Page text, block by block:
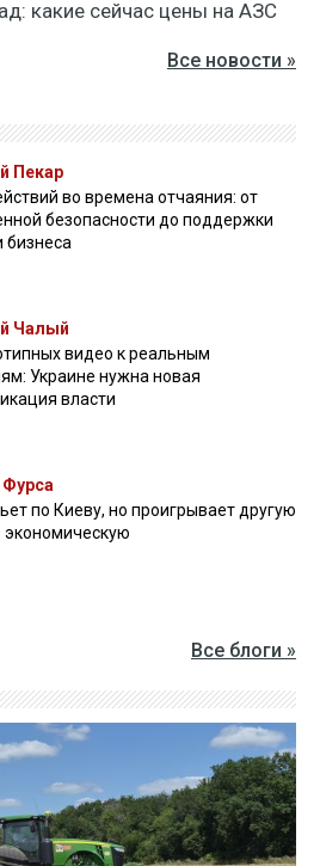
какие сейчас цены на АЗС
Все новости »
Пекар
во времена отчаяния: от
безопасности до поддержки
бизнеса
Чалый
видео к реальным
Украине нужна новая
власти
Фурса
по Киеву, но проигрывает другую
экономическую
Все блоги »